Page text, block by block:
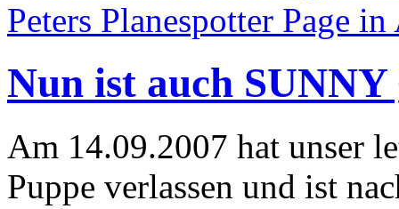
Peters Planespotter Page
Nun ist auch SUNNY
Am 14.09.2007 hat unser
Puppe verlassen und ist